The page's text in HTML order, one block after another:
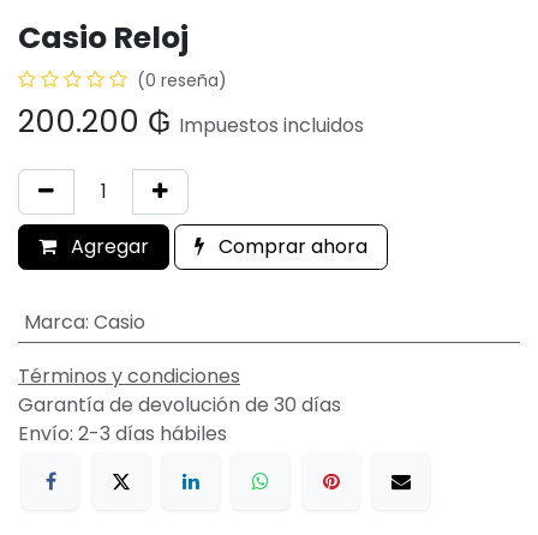
Casio Reloj
(0 reseña)
200.200 ₲ Impuestos incluidos
Agregar Comprar ahora
Marca: Casio
Términos y condiciones
Garantía de devolución de 30 días
Envío: 2-3 días hábiles